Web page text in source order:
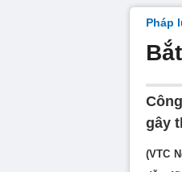
Pháp
gây
(VTC